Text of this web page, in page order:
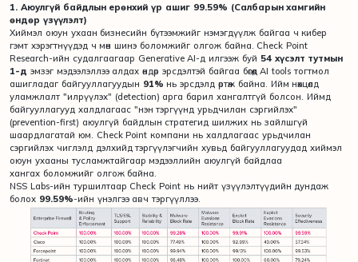
1. Аюулгүй байдлын ерөнхий үр ашиг 99.59% (Салбарын хамгийн
өндөр үзүүлэлт)
Хиймэл оюун ухаан бизнесийн бүтээмжийг нэмэгдүүлж байгаа ч кибер
гэмт хэрэгтнүүдэд ч мөн шинэ боломжийг олгож байна. Check Point
Research-ийн судалгаагаар Generative AI-д илгээж буй 54 хүсэлт тутмын
1-д эмзэг мэдээлэллээ алдах өндөр эрсдэлтэй байгаа бөгөөд AI tools тогтмол
ашигладаг байгууллагуудын 91% нь эрсдэлд өртөж байна. Ийм нөхцөлд
уламжлалт "илрүүлэх" (detection) арга барил хангалтгүй болсон. Иймд
байгууллагууд халдлагаас "нэн тэргүүнд урьдчилан сэргийлэх"
(prevention-first) аюулгүй байдлын стратегид шилжих нь зайлшгүй
шаардлагатай юм. Check Point компани нь халдлагаас урьдчилан
сэргийлэх чиглэлд дэлхийд тэргүүлэгчийн хувьд байгууллагуудад хиймэл
оюун ухааны тусламжтайгаар мэдээллийн аюулгүй байдлаа
хангах боломжийг олгож байна.
NSS Labs-ийн туршилтаар Check Point нь нийт үзүүлэлтүүдийн дундаж
болох 99.59%-ийн үнэлгээ авч тэргүүллээ.